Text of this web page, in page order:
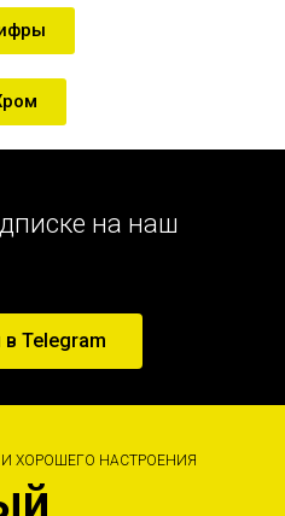
на наш
в Telegram
ХОРОШЕГО НАСТРОЕНИЯ